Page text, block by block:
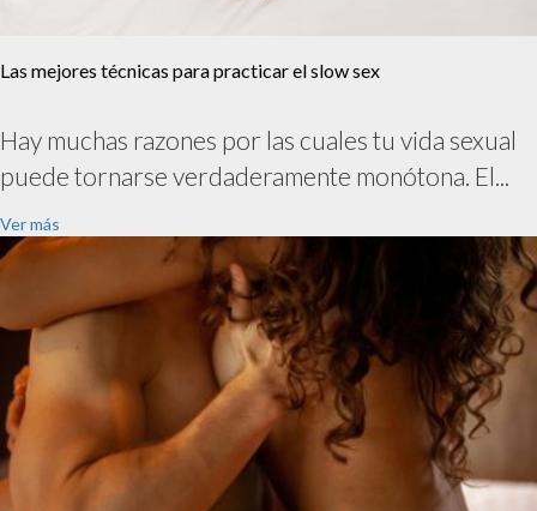
Las mejores técnicas para practicar el slow sex
Hay muchas razones por las cuales tu vida sexual
puede tornarse verdaderamente monótona. El...
Ver más